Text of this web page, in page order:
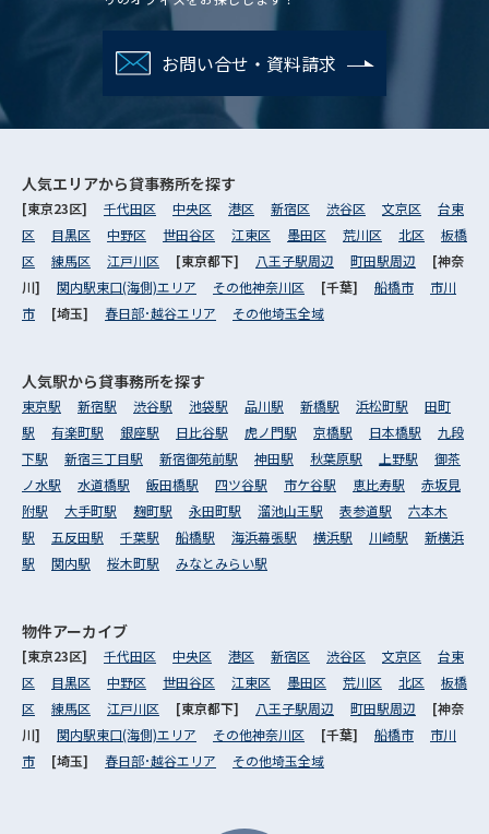
お問い合せ・資料請求
人気エリアから貸事務所を探す
[東京23区] 千代田区 中央区 港区 新宿区 渋谷区 文京区
台東
区
目黒区 中野区 世田谷区 江東区 墨田区 荒川区 北区
板橋
区
練馬区 江戸川区 [東京都下] 八王子駅周辺 町田駅周辺
[神奈
川] 関内駅東口(海側)エリア その他神奈川区 [千葉] 船橋市
市川
市
[埼玉] 春日部･越谷エリア その他埼玉全域
人気駅から貸事務所を探す
東京駅 新宿駅 渋谷駅 池袋駅 品川駅 新橋駅 浜松町駅
田町
駅
有楽町駅 銀座駅 日比谷駅 虎ノ門駅 京橋駅 日本橋駅
九段
下駅
新宿三丁目駅 新宿御苑前駅 神田駅 秋葉原駅 上野駅
御茶
ノ水駅
水道橋駅 飯田橋駅 四ツ谷駅 市ケ谷駅 恵比寿駅
赤坂見
附駅
大手町駅 麹町駅 永田町駅 溜池山王駅 表参道駅
六本木
駅
五反田駅 千葉駅 船橋駅 海浜幕張駅 横浜駅 川崎駅
新横浜
駅
関内駅 桜木町駅 みなとみらい駅
物件アーカイブ
[東京23区] 千代田区 中央区 港区 新宿区 渋谷区 文京区
台東
区
目黒区 中野区 世田谷区 江東区 墨田区 荒川区 北区
板橋
区
練馬区 江戸川区 [東京都下] 八王子駅周辺 町田駅周辺
[神奈
川] 関内駅東口(海側)エリア その他神奈川区 [千葉] 船橋市
市川
市
[埼玉] 春日部･越谷エリア その他埼玉全域